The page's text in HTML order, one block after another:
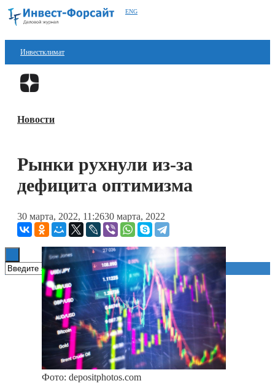
ENG
Инвестклимат
Финансы
Блокчейн
Книги
Новости
Рынки рухнули из-за
дефицита оптимизма
30 марта, 2022, 11:2630 марта, 2022
Фото: depositphotos.com